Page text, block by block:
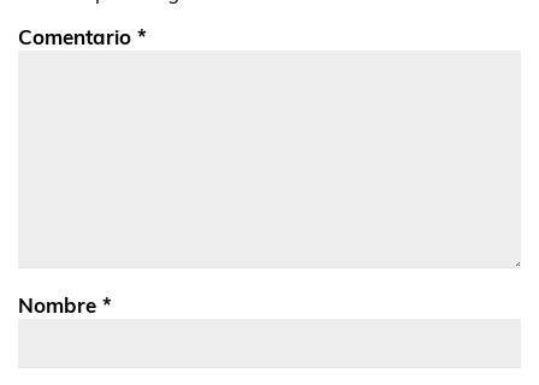
Comentario *
Nombre *